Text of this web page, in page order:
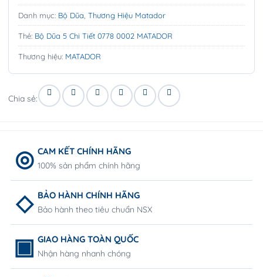
Danh mục: Bộ Dũa Thương Hiệu Matador
Thẻ: Bộ Dũa 5 Chi Tiết 0778 0002 MATADOR
Thương hiệu: MATADOR
Chia sẻ:
CAM KẾT CHÍNH HÃNG
100% sản phẩm chính hãng
BẢO HÀNH CHÍNH HÃNG
Bảo hành theo tiêu chuẩn NSX
GIAO HÀNG TOÀN QUỐC
Nhận hàng nhanh chóng